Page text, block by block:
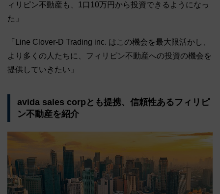
ィリピン不動産も、1口10万円から投資できるようになっ
た」
「Line Clover-D Trading inc. はこの機会を最大限活かし、
より多くの人たちに、フィリピン不動産への投資の機会を
提供していきたい」
avida sales corpとも提携、信頼性あるフィリピ
ン不動産を紹介